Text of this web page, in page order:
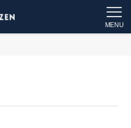
MENU